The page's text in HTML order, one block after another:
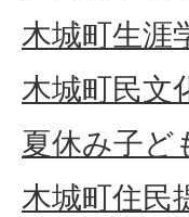
木城町生涯
木城町民文
夏休み子ど
木城町住民